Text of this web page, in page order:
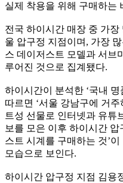
실제 착용을 위해 구매하는
전국 하이시간 매장 중 가
울 압구정 지점이며, 가장
스 데이저스트 모델과 서브
루어진 것으로 집계됐다.
하이시간이 분석한 ‘국내
따르면 ‘서울 강남구에 거
트성 선물로 인터넷과 유튜
보를 모은 이후 하이시간
스트 시계를 구매하는 것’
모습으로 보인다.
하이시간 압구정 지점 김용